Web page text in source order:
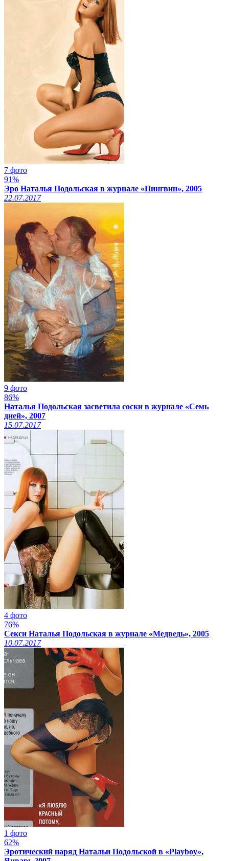
7 фото
91%
Эро Наталья Подольская в журнале «Пингвин», 2005
22.07.2017
9 фото
86%
Наталья Подольская засветила соски в журнале «Семь
дней», 2007
15.07.2017
4 фото
76%
Секси Наталья Подольская в журнале «Медведь», 2005
10.07.2017
1 фото
62%
Эротический наряд Натальи Подольской в «Playboy»,